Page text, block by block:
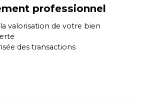
professionnel
valorisation de votre bien
des transactions